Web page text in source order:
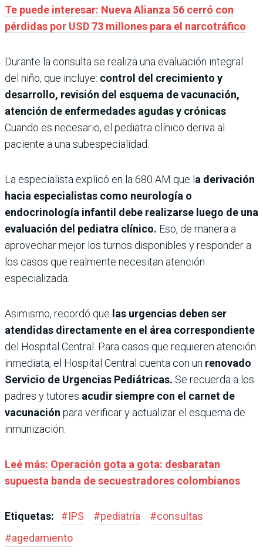
Te puede interesar: Nueva Alianza 56 cerró con
pérdidas por USD 73 millones para el narcotráfico
Durante la consulta se realiza una evaluación integral
del niño, que incluye: control del crecimiento y
desarrollo, revisión del esquema de vacunación,
atención de enfermedades agudas y crónicas
Cuando es necesario, el pediatra clínico deriva al
paciente a una subespecialidad.
La especialista explicó en la 680 AM que la derivación
hacia especialistas como neurología o
endocrinología infantil debe realizarse luego de una
evaluación del pediatra clínico. Eso, de manera a
aprovechar mejor los turnos disponibles y responder a
los casos que realmente necesitan atención
especializada.
Asimismo, recordó que las urgencias deben ser
atendidas directamente en el área correspondiente
del Hospital Central. Para casos que requieren atención
inmediata, el Hospital Central cuenta con un renovado
Servicio de Urgencias Pediátricas. Se recuerda a los
padres y tutores acudir siempre con el carnet de
vacunación para verificar y actualizar el esquema de
inmunización.
Leé más: Operación gota a gota: desbaratan
supuesta banda de secuestradores colombianos
Etiquetas: #IPS #pediatría #consultas
#agedamiento